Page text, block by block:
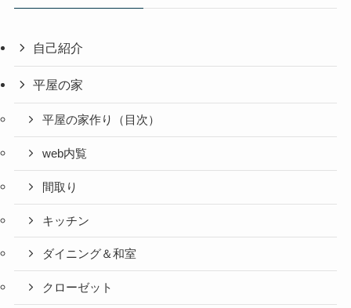
自己紹介
平屋の家
平屋の家作り（目次）
web内覧
間取り
キッチン
ダイニング＆和室
クローゼット